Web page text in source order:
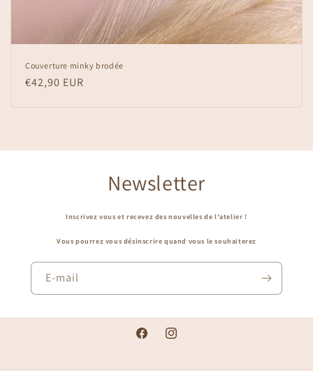
Couverture minky brodée
Prix
€42,90 EUR
Newsletter
Inscrivez vous et recevez des nouvelles de l'atelier !
Vous pourrez vous désinscrire quand vous le souhaiterez
E-mail
FacebookInstagram